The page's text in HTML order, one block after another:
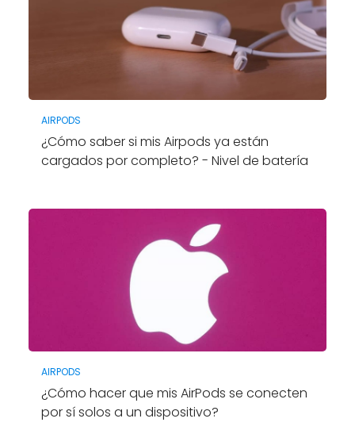
AIRPODS
¿Cómo saber si mis Airpods ya están
cargados por completo? - Nivel de batería
AIRPODS
¿Cómo hacer que mis AirPods se conecten
por sí solos a un dispositivo?